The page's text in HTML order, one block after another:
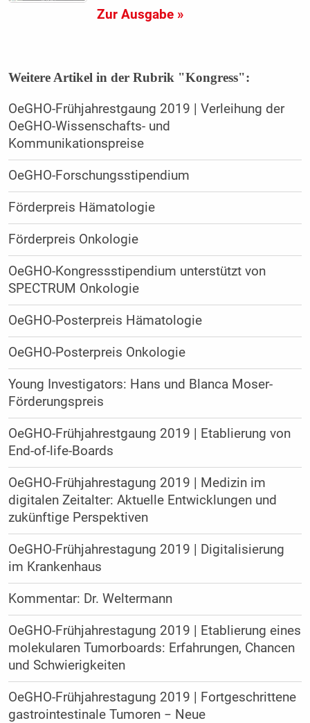
Zur Ausgabe »
Weitere Artikel in der Rubrik "Kongress":
OeGHO-Frühjahrestgaung 2019 | Verleihung der
OeGHO-Wissenschafts- und
Kommunikationspreise
OeGHO-Forschungsstipendium
Förderpreis Hämatologie
Förderpreis Onkologie
OeGHO-Kongressstipendium unterstützt von
SPECTRUM Onkologie
OeGHO-Posterpreis Hämatologie
OeGHO-Posterpreis Onkologie
Young Investigators: Hans und Blanca Moser-
Förderungspreis
OeGHO-Frühjahrestgaung 2019 | Etablierung von
End-of-life-Boards
OeGHO-Frühjahrestagung 2019 | Medizin im
digitalen Zeitalter: Aktuelle Entwicklungen und
zukünftige Perspektiven
OeGHO-Frühjahrestagung 2019 | Digitalisierung
im Krankenhaus
Kommentar: Dr. Weltermann
OeGHO-Frühjahrestagung 2019 | Etablierung eines
molekularen Tumorboards: Erfahrungen, Chancen
und Schwierigkeiten
OeGHO-Frühjahrestagung 2019 | Fortgeschrittene
gastrointestinale Tumoren − Neue